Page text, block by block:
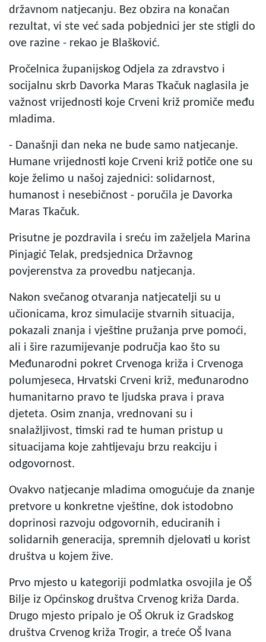
državnom natjecanju. Bez obzira na konačan
rezultat, vi ste već sada pobjednici jer ste stigli do
ove razine - rekao je Blašković.
Pročelnica županijskog Odjela za zdravstvo i
socijalnu skrb Davorka Maras Tkačuk naglasila je
važnost vrijednosti koje Crveni križ promiče među
mladima.
- Današnji dan neka ne bude samo natjecanje.
Humane vrijednosti koje Crveni križ potiče one su
koje želimo u našoj zajednici: solidarnost,
humanost i nesebičnost - poručila je Davorka
Maras Tkačuk.
Prisutne je pozdravila i sreću im zaželjela Marina
Pinjagić Telak, predsjednica Državnog
povjerenstva za provedbu natjecanja.
Nakon svečanog otvaranja natjecatelji su u
učionicama, kroz simulacije stvarnih situacija,
pokazali znanja i vještine pružanja prve pomoći,
ali i šire razumijevanje područja kao što su
Međunarodni pokret Crvenoga križa i Crvenoga
polumjeseca, Hrvatski Crveni križ, međunarodno
humanitarno pravo te ljudska prava i prava
djeteta. Osim znanja, vrednovani su i
snalažljivost, timski rad te human pristup u
situacijama koje zahtijevaju brzu reakciju i
odgovornost.
Ovakvo natjecanje mladima omogućuje da znanje
pretvore u konkretne vještine, dok istodobno
doprinosi razvoju odgovornih, educiranih i
solidarnih generacija, spremnih djelovati u korist
društva u kojem žive.
Prvo mjesto u kategoriji podmlatka osvojila je OŠ
Bilje iz Općinskog društva Crvenog križa Darda.
Drugo mjesto pripalo je OŠ Okruk iz Gradskog
društva Crvenog križa Trogir, a treće OŠ Ivana